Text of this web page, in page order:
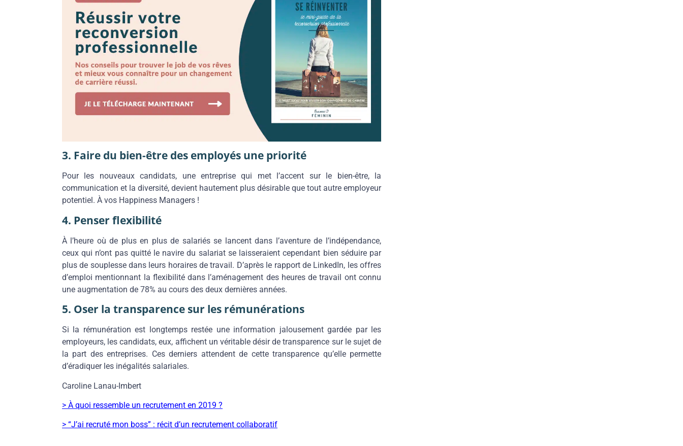
3. Faire du bien-être des employés une priorité
Pour les nouveaux candidats, une entreprise qui met l’accent sur le bien-être, la
communication et la diversité, devient hautement plus désirable que tout autre employeur
potentiel. À vos Happiness Managers !
4. Penser flexibilité
À l’heure où de plus en plus de salariés se lancent dans l’aventure de l’indépendance,
ceux qui n’ont pas quitté le navire du salariat se laisseraient cependant bien séduire par
plus de souplesse dans leurs horaires de travail. D’après le rapport de LinkedIn, les offres
d’emploi mentionnant la flexibilité dans l’aménagement des heures de travail ont connu
une augmentation de 78% au cours des deux dernières années.
5. Oser la transparence sur les rémunérations
Si la rémunération est longtemps restée une information jalousement gardée par les
employeurs, les candidats, eux, affichent un véritable désir de transparence sur le sujet de
la part des entreprises. Ces derniers attendent de cette transparence qu’elle permette
d’éradiquer les inégalités salariales.
Caroline Lanau-Imbert
> À quoi ressemble un recrutement en 2019 ?
> “J’ai recruté mon boss” : récit d’un recrutement collaboratif